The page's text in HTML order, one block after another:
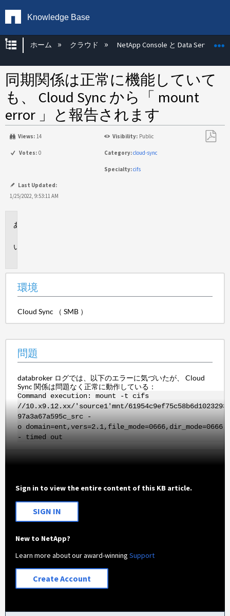
Knowledge Base
グローバル階層を展開/折りたたむ
ホーム クラウド NetApp Console と Data Services
同期関係は正常に機能していて
も、 Cloud Sync から「 mount
error 」と報告されます
Views: 14 Visibility: Public
Votes: 0 Category:cloud-sync
Specialty:cifs
Last Updated:
1/25/2022, 9:53:11 AM
環境
Cloud Sync （ SMB ）
問題
databroker ログでは、以下のエラーに気づいたが、 Cloud
Sync 関係は問題なく正常に動作している：
Command execution: mount -t cifs
//10.x9.12.xx/'source1'mnt/
97a3a67a595c_src -
o
- timed out
Sign in to view the entire content of this KB article.
SIGN IN
New to NetApp?
Learn more about our award-winningSupport
Create Account